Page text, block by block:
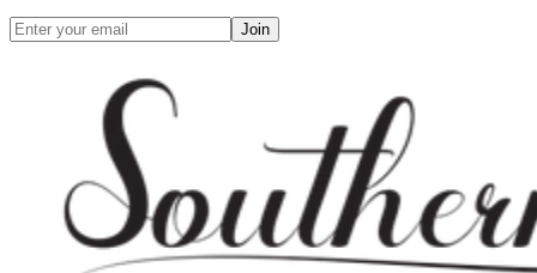
Join